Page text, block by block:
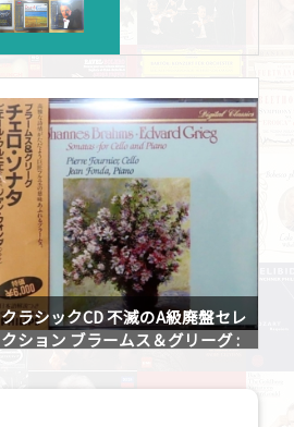
クラシックCD 不滅のA級廃盤セレ
クション ブラームス＆グリーグ :